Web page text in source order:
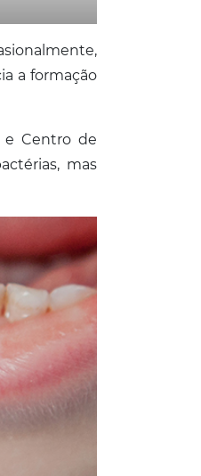
a formação
e Centro de
mas